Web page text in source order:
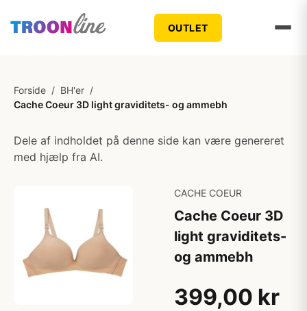
OUTLET
Forside / BH'er /
Cache Coeur 3D light graviditets- og ammebh
Dele af indholdet på denne side kan være genereret
med hjælp fra AI.
CACHE COEUR
Cache Coeur 3D
light graviditets-
og ammebh
399,00 kr